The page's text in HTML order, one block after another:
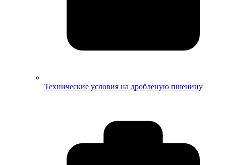
Технические условия на дробленую пшеницу